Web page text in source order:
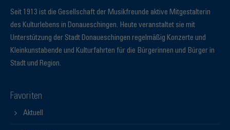
Seit 1913 ist die Gesellschaft der Musikfreunde aktive Mitgestalterin
des Kulturlebens in Donaueschingen. Heute veranstaltet sie mit
Unterstützung der Stadt Donaueschingen regelmäßig Konzerte und
Kleinkunstabende und Kulturfahrten für die Bürgerinnen und Bürger in
Stadt und Region.
Favoriten
Aktuell